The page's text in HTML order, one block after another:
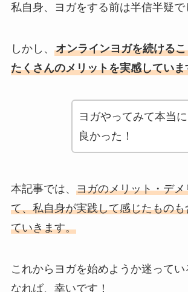
私自身、ヨガをする前は半信半疑で
しかし、 オンラインヨガを続ける
たくさんのメリットを実感していま
ヨガやってみて本当に
良かった！
本記事では、 ヨガのメリット・デ
て、私自身が実践して感じたもの
ていきます。
これからヨガを始めようか迷ってい
なれば、幸いです！